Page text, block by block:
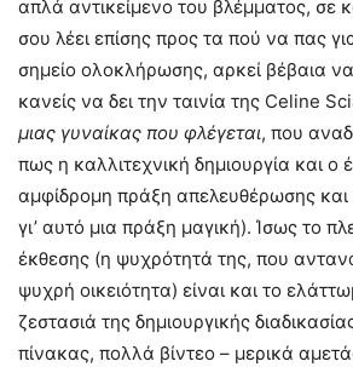
απλά αντικείμενο του βλέμματος, σε
σου λέει επίσης προς τα πού να πας
σημείο ολοκλήρωσης, αρκεί βέβαια
κανείς να δει την ταινία της Celine
μιας γυναίκας που φλέγεται, που
πως η καλλιτεχνική δημιουργία και ο
αμφίδρομη πράξη απελευθέρωσης
γι’ αυτό μια πράξη μαγική). Ίσως το
έκθεσης (η ψυχρότητά της, που
ψυχρή οικειότητα) είναι και το
ζεστασιά της δημιουργικής
πίνακας, πολλά βίντεο – μερικά